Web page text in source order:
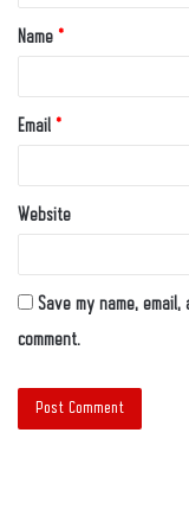
Name *
Email *
Website
Save my name,
comment.